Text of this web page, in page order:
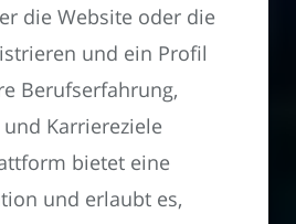
die Website oder die
und ein Profil
Berufserfahrung,
Karriereziele
bietet eine
und erlaubt es,